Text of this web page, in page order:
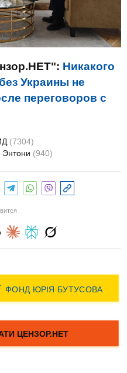
Никакого
Украины не
переговоров с
(7304)
Энтони (940)